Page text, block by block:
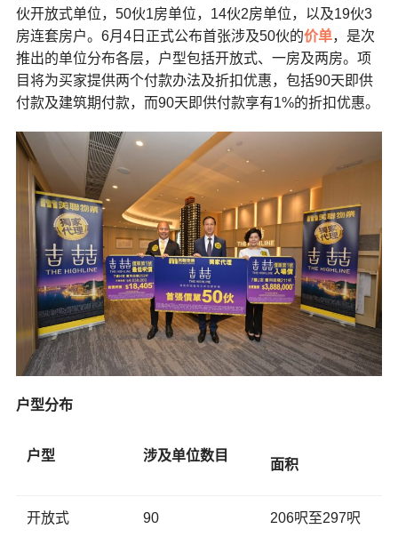
伙开放式单位，50伙1房单位，14伙2房单位，以及19伙3
房连套房户。6月4日正式公布首张涉及50伙的价单，是次
推出的单位分布各层，户型包括开放式、一房及两房。项
目将为买家提供两个付款办法及折扣优惠，包括90天即供
付款及建筑期付款，而90天即供付款享有1%的折扣优惠。
户型分布
户型 涉及单位数目
面积
开放式 90 206呎至297呎